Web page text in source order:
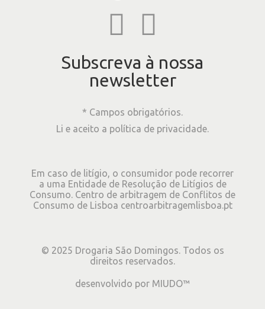
Subscreva à nossa
newsletter
* Campos obrigatórios.
Li e aceito a política de privacidade.
Em caso de litígio, o consumidor pode recorrer
a uma Entidade de Resolução de Litígios de
Consumo. Centro de arbitragem de Conflitos de
Consumo de Lisboa centroarbitragemlisboa.pt
© 2025 Drogaria São Domingos. Todos os
direitos reservados.
desenvolvido por MIUDO™